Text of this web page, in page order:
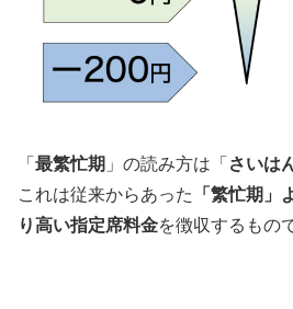
「 最繁忙期 」の読み方は「 さいは
これは従来からあった
「繁忙期」
り高い指定席料金を徴収するもの